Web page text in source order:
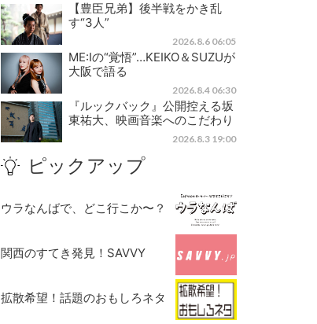
【豊臣兄弟】後半戦をかき乱
す“3人”
2026.8.6 06:05
ME:Iの“覚悟”…KEIKO＆SUZUが
大阪で語る
2026.8.4 06:30
『ルックバック』公開控える坂
東祐大、映画音楽へのこだわり
2026.8.3 19:00
ピックアップ
ウラなんばで、どこ行こか〜？
関西のすてき発見！SAVVY
拡散希望！話題のおもしろネタ